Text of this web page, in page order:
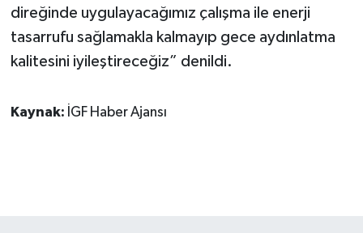
direğinde uygulayacağımız çalışma ile enerji
tasarrufu sağlamakla kalmayıp gece aydınlatma
kalitesini iyileştireceğiz” denildi.
Kaynak: İGF Haber Ajansı